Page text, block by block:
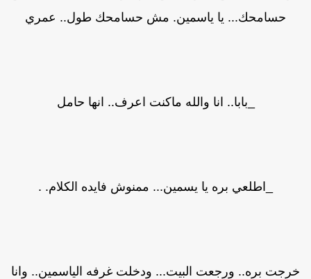
حسامحك... يا ياسمين. مش حسامحك طول.. عمري
_بابا.. انا والله ماكنت اعرف.. انها حامل
_اطلعي بره يا يسمين... ممنوش فايده الكلام. .
بره.. ورجعت البيت... ودخلت غرفه الياسمين.. وانا